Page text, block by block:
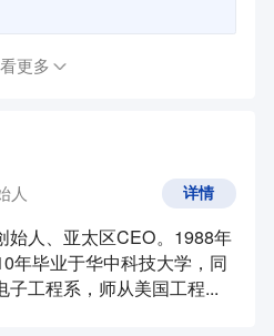
更多
人
始人、亚太区CEO。1988年
年毕业于华中科技大学，同
子工程系，师从美国工程...
详情